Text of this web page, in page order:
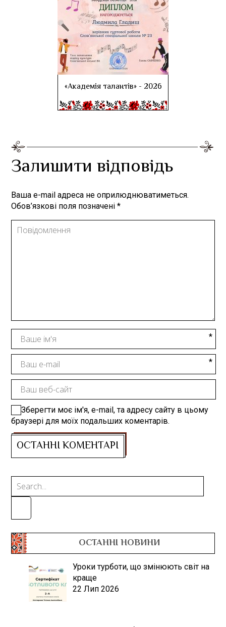
«Академія талантів» - 2026
Залишити відповідь
Ваша e-mail адреса не оприлюднюватиметься.
Обов’язкові поля позначені*
Зберегти моє ім'я, e-mail, та адресу сайту в цьому
браузері для моїх подальших коментарів.
ОСТАННІ НОВИНИ
Уроки турботи, що змінюють світ на
краще
22 Лип 2026